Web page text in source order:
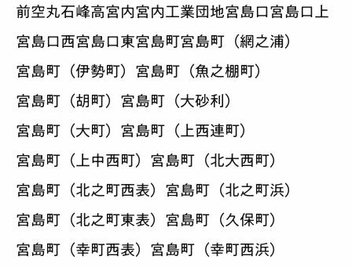
前空丸石峰高宮内宮内工業団地宮島口宮島口上
宮島口西宮島口東宮島町宮島町（網之浦）
宮島町（伊勢町） 宮島町（魚之棚町）
宮島町（胡町） 宮島町（大砂利）
宮島町（大町） 宮島町（上西連町）
宮島町（上中西町） 宮島町（北大西町）
宮島町（北之町西表） 宮島町（北之町浜）
宮島町（北之町東表） 宮島町（久保町）
宮島町（幸町西表） 宮島町（幸町西浜）